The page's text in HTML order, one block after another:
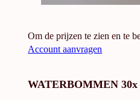
Om de prijzen te zien en te
Account aanvragen
WATERBOMMEN 30x